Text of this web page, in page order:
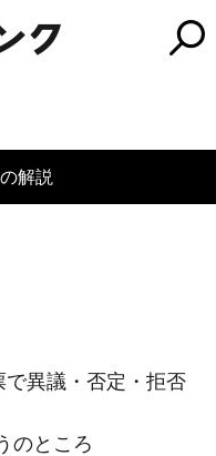
の解説
異議・否定・拒否
のところ